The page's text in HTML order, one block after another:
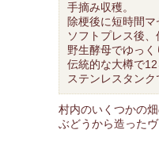
手摘み収穫。
除梗後に短時間マ
ソフトプレス後
野生酵母でゆっく
伝統的な大樽で
ステンレスタンク
村内のいくつかの
ぶどうから造った